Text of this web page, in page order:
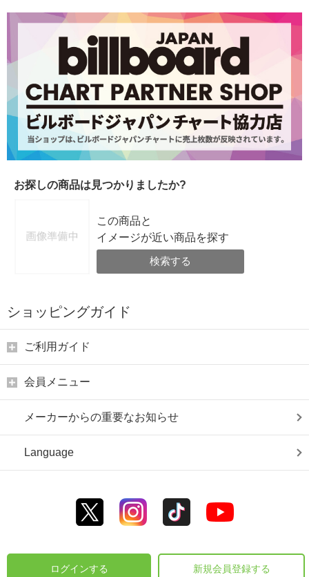
お探しの商品は見つかりましたか?
この商品と
イメージが近い商品を探す
検索する
ショッピングガイド
ご利用ガイド
会員メニュー
メーカーからの重要なお知らせ
Language
ログインする 新規会員登録する